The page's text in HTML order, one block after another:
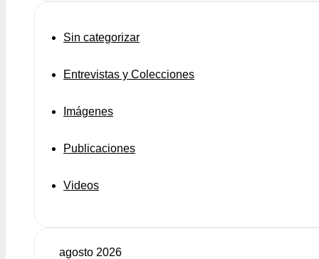
Sin categorizar
Entrevistas y Colecciones
Imágenes
Publicaciones
Videos
agosto 2026